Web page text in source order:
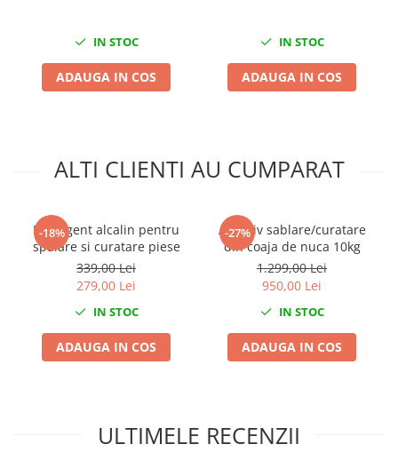
IN STOC
ADAUGA IN COS
IN STOC
ADAUGA IN COS
ALTI CLIENTI AU CUMPARAT
-18%
Detergent alcalin pentru
spalare si curatare piese
339,00 Lei
279,00 Lei
IN STOC
ADAUGA IN COS
-27%
Abraziv sablare/curatare
din coaja de nuca 10kg
1.299,00 Lei
950,00 Lei
IN STOC
ADAUGA IN COS
ULTIMELE RECENZII